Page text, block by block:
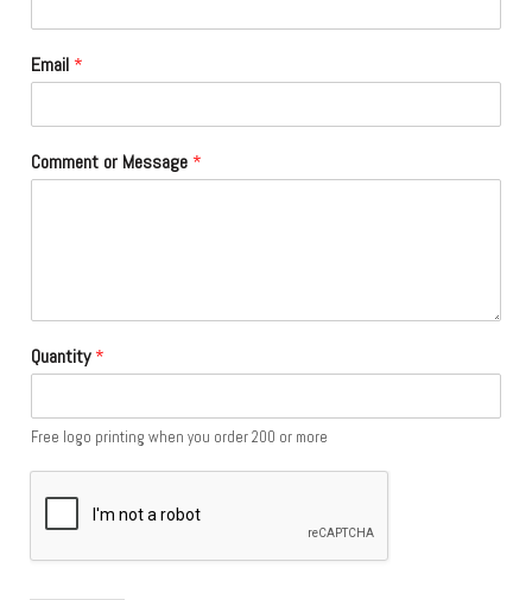
Email *
Comment or Message *
Quantity*
Free logo printing when you order 200 or more